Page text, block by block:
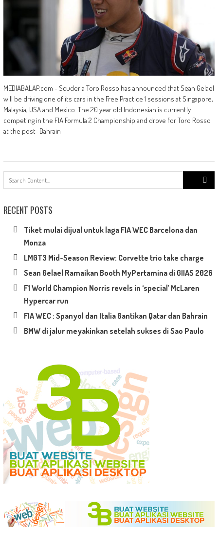
MEDIABALAP.com - Scuderia Toro Rosso has announced that Sean Gelael
will be driving one of its cars in the Free Practice 1 sessions at Singapore,
Malaysia, USA and Mexico. The 20 year old Indonesian is currently
competing in the FIA Formula 2 Championship and drove for Toro Rosso
at the post- Bahrain
Search
for:
RECENT POSTS
Tiket mulai dijual untuk laga FIA WEC Barcelona dan
Monza
LMGT3 Mid-Season Review: Corvette trio take charge
Sean Gelael Ramaikan Booth MyPertamina di GIIAS 2026
F1 World Champion Norris revels in ‘special’ McLaren
Hypercar run
FIA WEC : Spanyol dan Italia Gantikan Qatar dan Bahrain
BMW di jalur meyakinkan setelah sukses di Sao Paulo